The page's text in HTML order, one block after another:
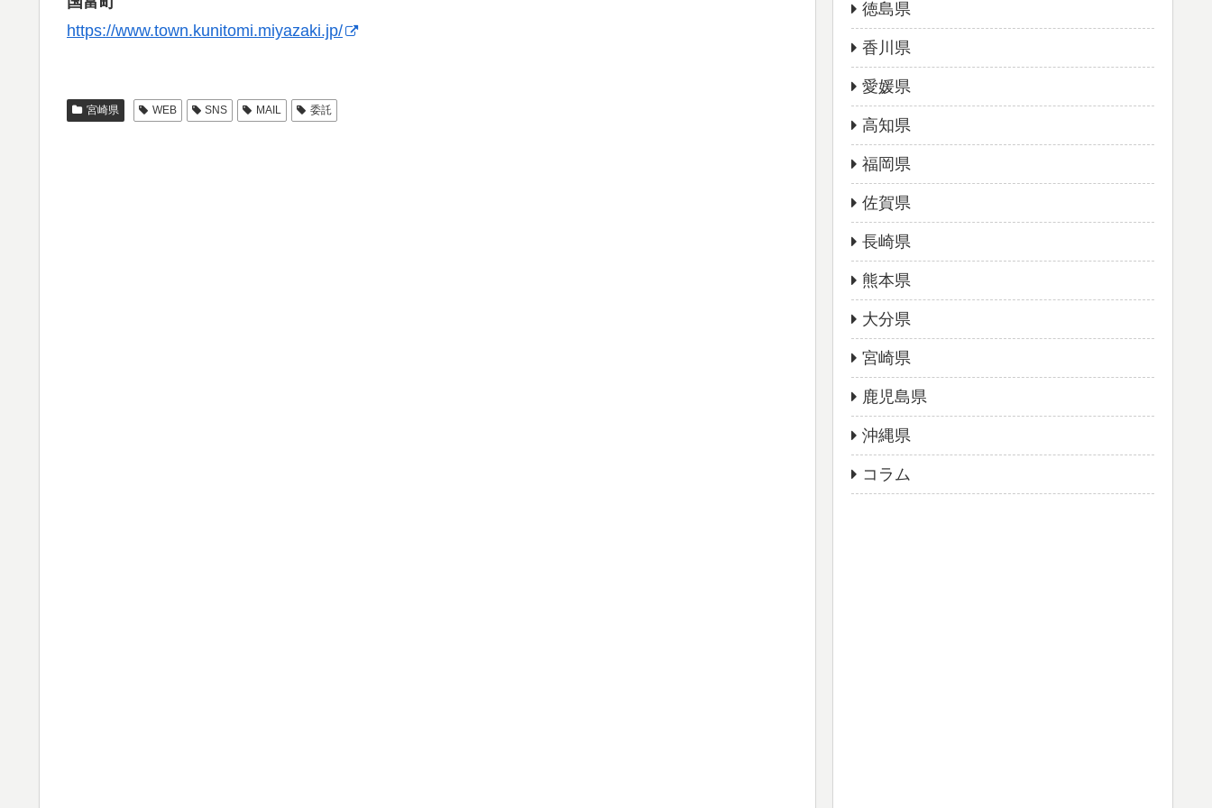
https://www.town.kunitomi.miyazaki.jp/
宮崎県 WEB SNS MAIL 委託
徳島県
香川県
愛媛県
高知県
福岡県
佐賀県
長崎県
熊本県
大分県
宮崎県
鹿児島県
沖縄県
コラム